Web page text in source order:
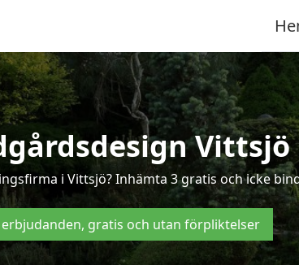
Vittsjö
i Vittsjö? Inhämta 3 gratis och icke
erbjudanden, gratis och utan förpliktelser